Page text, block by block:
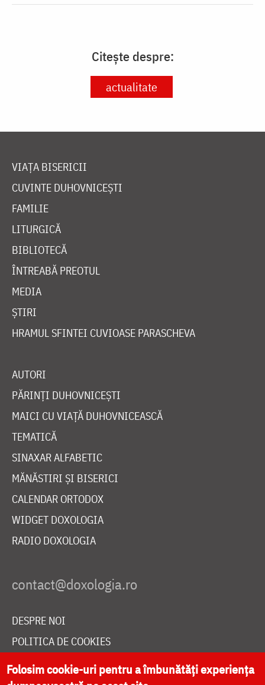
Citește despre:
actualitate
VIAȚA BISERICII
CUVINTE DUHOVNICEȘTI
FAMILIE
LITURGICĂ
BIBLIOTECĂ
ÎNTREABĂ PREOTUL
MEDIA
ȘTIRI
HRAMUL SFINTEI CUVIOASE PARASCHEVA
AUTORI
PĂRINȚI DUHOVNICEȘTI
MAICI CU VIAȚĂ DUHOVNICEASCĂ
TEMATICĂ
SINAXAR ALFABETIC
MĂNĂSTIRI ȘI BISERICI
CALENDAR ORTODOX
WIDGET DOXOLOGIA
RADIO DOXOLOGIA
DESPRE NOI
POLITICA DE COOKIES
DONEAZĂ ONLINE PENTRU CATEDRALA NAȚIONALĂ
Folosim cookie-uri pentru a îmbunătăți experiența